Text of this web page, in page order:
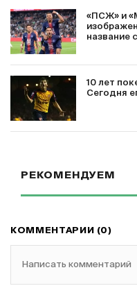
«ПСЖ» и
название
10 лет
Сегодня
РЕКОМЕНДУЕМ
КОММЕНТАРИИ (0)
Написать комментарий